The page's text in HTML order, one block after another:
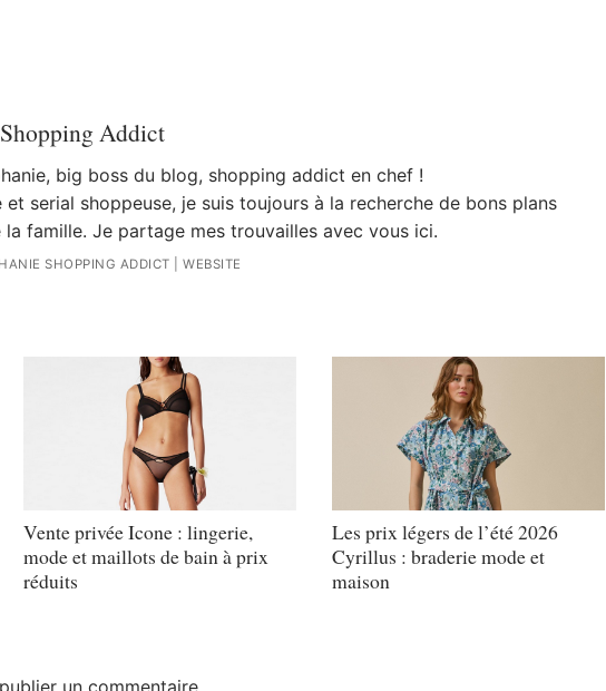
Addict
big boss du blog, shopping addict en chef !
et serial shoppeuse, je suis toujours à la recherche de bons plans
famille. Je partage mes trouvailles avec vous ici.
SHOPPING ADDICT |WEBSITE
Vente privée Icone : lingerie,
mode et maillots de bain à prix
réduits
Les prix légers de l’été 2026
Cyrillus : braderie mode et
maison
un commentaire.